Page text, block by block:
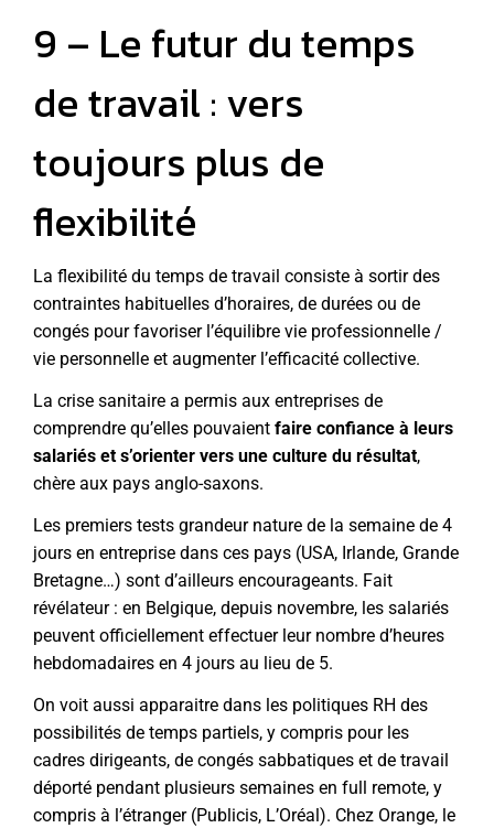
9 – Le futur du temps
de travail : vers
toujours plus de
flexibilité
La flexibilité du temps de travail consiste à sortir des
contraintes habituelles d’horaires, de durées ou de
congés pour favoriser l’équilibre vie professionnelle /
vie personnelle et augmenter l’efficacité collective.
La crise sanitaire a permis aux entreprises de
comprendre qu’elles pouvaient faire confiance à leurs
salariés et s’orienter vers une culture du résultat,
chère aux pays anglo-saxons.
Les premiers tests grandeur nature de la semaine de 4
jours en entreprise dans ces pays (USA, Irlande, Grande
Bretagne…) sont d’ailleurs encourageants. Fait
révélateur : en Belgique, depuis novembre, les salariés
peuvent officiellement effectuer leur nombre d’heures
hebdomadaires en 4 jours au lieu de 5.
On voit aussi apparaitre dans les politiques RH des
possibilités de temps partiels, y compris pour les
cadres dirigeants, de congés sabbatiques et de travail
déporté pendant plusieurs semaines en full remote, y
compris à l’étranger (Publicis, L’Oréal). Chez Orange, le